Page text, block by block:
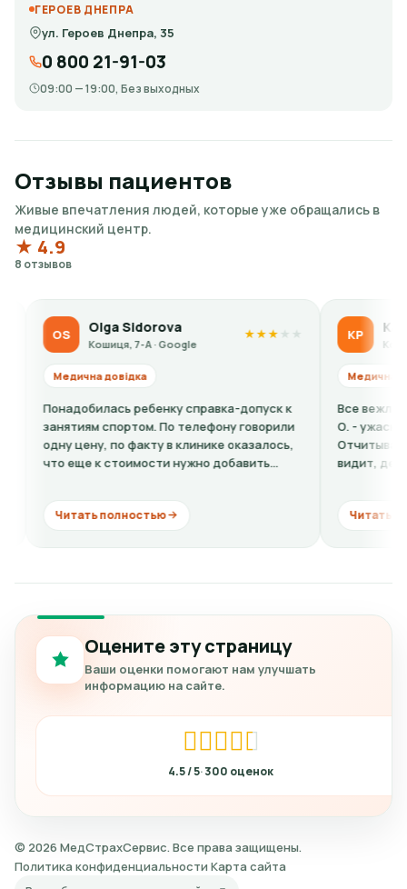
ГЕРОЕВ ДНЕПРА
ул. Героев Днепра, 35
0 800 21-91-03
09:00 — 19:00, Без выходных
Отзывы пациентов
Живые впечатления людей, которые уже обращались в
медицинский центр.
★ 4.9
8 отзывов
Olga Sidorova
Кошиця, 7-А · Google
★★★
довідка
ребенку справка-допуск к
спортом. По телефону говорили
по факту в клинике оказалось,
к стоимости нужно добавить
полностью
KP Kateryna
Кошиця, 7-А · Google
Медична довідка
Все вежливые, кроме
О. - ужасный человек,
Отчитывает за то что
видит, дерзит, делает
Читать полностью
Оцените эту страницу
Ваши оценки помогают нам улучшать
информацию на сайте.
4.5 300
© 2026 МедСтрахСервис. Все права защищены.
Политика конфиденциальности Карта сайта